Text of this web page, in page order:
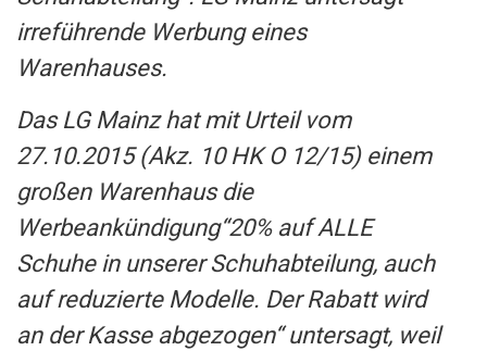
irreführende Werbung eines
Warenhauses.
Das LG Mainz hat mit Urteil vom
27.10.2015 (Akz. 10 HK O 12/15) einem
großen Warenhaus die
Werbeankündigung“20% auf ALLE
Schuhe in unserer Schuhabteilung, auch
auf reduzierte Modelle. Der Rabatt wird
an der Kasse abgezogen“ untersagt, weil